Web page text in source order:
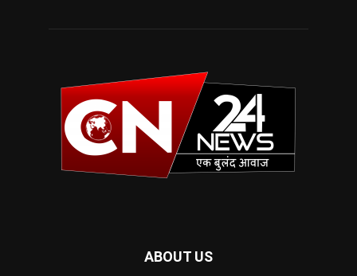
ABOUT US